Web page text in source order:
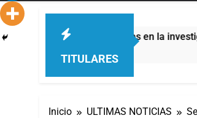
TITULARES
contradicciones en la investigación
Inicio ULTIMAS NOTICIAS